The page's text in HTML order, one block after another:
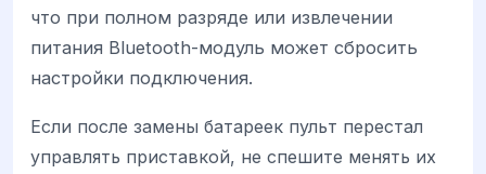
что при полном разряде или извлечении
питания Bluetooth-модуль может сбросить
настройки подключения.
Если после замены батареек пульт перестал
управлять приставкой, не спешите менять их